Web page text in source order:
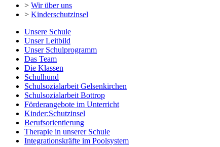
> Wir über uns
> Kinderschutzinsel
Unsere Schule
Unser Leitbild
Unser Schulprogramm
Das Team
Die Klassen
Schulhund
Schulsozialarbeit Gelsenkirchen
Schulsozialarbeit Bottrop
Förderangebote im Unterricht
Kinder:Schutzinsel
Berufsorientierung
Therapie in unserer Schule
Integrationskräfte im Poolsystem